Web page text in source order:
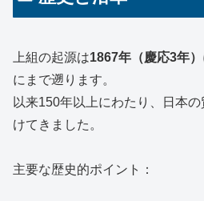
上組の起源は1867年（慶応3年
にまで遡ります。
以来150年以上にわたり、日本
けてきました。
主要な歴史的ポイント：